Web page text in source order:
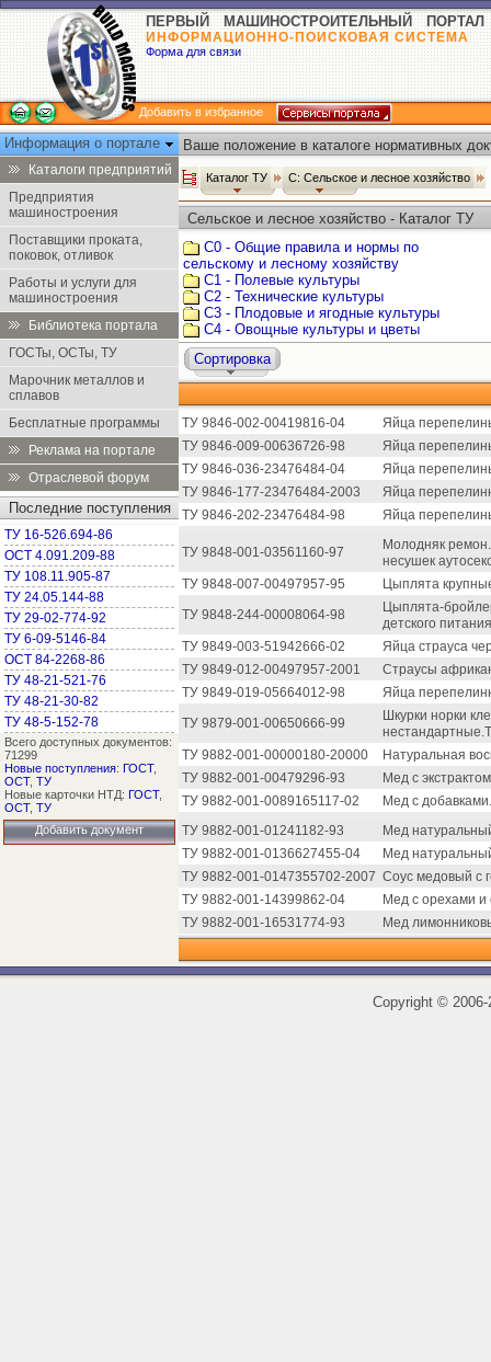
ПЕРВЫЙ МАШИНОСТРОИТЕЛЬНЫЙ ПОРТАЛ
ИНФОРМАЦИОННО-ПОИСКОВАЯ СИСТЕМА
Форма для связи
Добавить в избранное
Информация о портале
Каталоги предприятий
Предприятия
машиностроения
Поставщики проката,
поковок, отливок
Работы и услуги для
машиностроения
Библиотека портала
ГОСТы, ОСТы, ТУ
Марочник металлов и
сплавов
Бесплатные программы
Реклама на портале
Отраслевой форум
Последние поступления
ТУ 16-526.694-86
ОСТ 4.091.209-88
ТУ 108.11.905-87
ТУ 24.05.144-88
ТУ 29-02-774-92
ТУ 6-09-5146-84
ОСТ 84-2268-86
ТУ 48-21-521-76
ТУ 48-21-30-82
ТУ 48-5-152-78
Всего доступных документов:
71299
Новые поступления: ГОСТ,
ОСТ, ТУ
Новые карточки НТД: ГОСТ,
ОСТ, ТУ
Добавить документ
Ваше положение в каталоге нормативных
Каталог ТУ С: Сельское и лесное хозяйство
Сельское и лесное хозяйство - Каталог ТУ
С0 - Общие правила и нормы по
сельскому и лесному хозяйству
С1 - Полевые культуры
С2 - Технические культуры
С3 - Плодовые и ягодные культуры
С4 - Овощные культуры и цветы
Сортировка
ТУ 9846-002-00419816-04
Яйца
ТУ 9846-009-00636726-98
Яйца
ТУ 9846-036-23476484-04
Яйца
ТУ 9846-177-23476484-2003
Яйца
ТУ 9846-202-23476484-98
Яйца
ТУ 9848-001-03561160-97
Молодняк
несушек
ТУ 9848-007-00497957-95
Цыплята
ТУ 9848-244-00008064-98
Цыплята-
детского
ТУ 9849-003-51942666-02
Яйца страуса
ТУ 9849-012-00497957-2001
Страусы
ТУ 9849-019-05664012-98
Яйца
ТУ 9879-001-00650666-99
Шкурки норки
ТУ 9882-001-00000180-20000
Натуральная
ТУ 9882-001-00479296-93
Мед с
ТУ 9882-001-0089165117-02
Мед с добавками.
ТУ 9882-001-01241182-93
Мед
ТУ 9882-001-0136627455-04
Мед
ТУ 9882-001-0147355702-2007 Соус медовый с
ТУ 9882-001-14399862-04
Мед с орехами и
ТУ 9882-001-16531774-93
Мед
Copyright ©